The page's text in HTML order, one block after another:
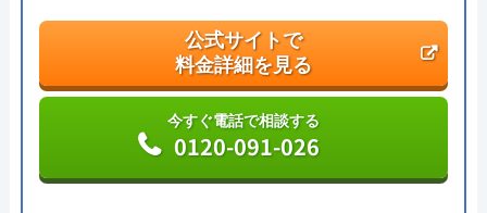
ため技術力はもちろん接客もよく、トイレや排水
管、給湯器や蛇口の修理交換まで水回りのことなら
何でも相談できます。
公式サイトで
料金詳細を見る
今すぐ電話で相談する
0120-091-026